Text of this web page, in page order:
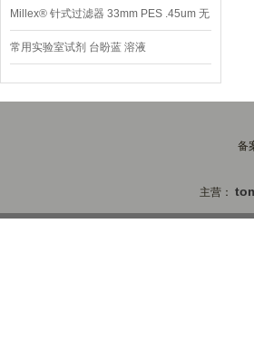
Millex® 针式过滤器 33mm PES .45um 无
菌
常用实验室试剂 台盼蓝 溶液
备
主营：